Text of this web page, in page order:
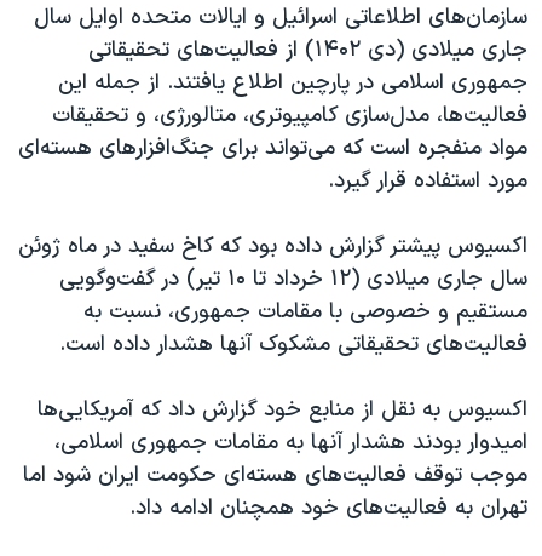
سازمان‌های اطلاعاتی اسرائیل و ایالات متحده اوایل سال
جاری میلادی (دی ۱۴۰۲) از فعالیت‌های تحقیقاتی
جمهوری اسلامی در پارچین اطلاع یافتند. از جمله این
فعالیت‌ها، مدل‌سازی کامپیوتری، متالورژی، و تحقیقات
مواد منفجره است که می‌تواند برای جنگ‌افزارهای هسته‌ای
مورد استفاده قرار گیرد.
اکسیوس پیشتر گزارش داده بود که کاخ سفید در ماه ژوئن
سال جاری میلادی (۱۲ خرداد تا ۱۰ تیر) در گفت‌وگویی
مستقیم و خصوصی با مقامات جمهوری، نسبت به
فعالیت‌های تحقیقاتی مشکوک آنها هشدار داده است.
اکسیوس به نقل از منابع خود گزارش داد که آمریکایی‌ها
امیدوار بودند هشدار آنها به مقامات جمهوری اسلامی،
موجب توقف فعالیت‌های هسته‌ای حکومت ایران شود اما
تهران به فعالیت‌های خود همچنان ادامه داد.